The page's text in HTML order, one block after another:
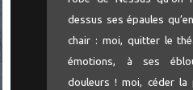
dessus ses épaules
chair : moi, quitter le
émotions, à ses
douleurs ! moi, céder la